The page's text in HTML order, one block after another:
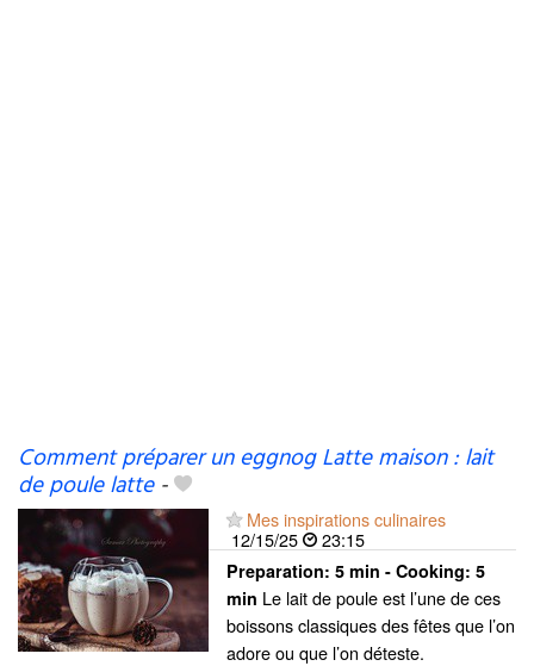
Comment préparer un eggnog Latte maison : lait
de poule latte-
Mes inspirations culinaires
12/15/25
23:15
Preparation: 5 min - Cooking: 5
min Le lait de poule est l’une de ces
boissons classiques des fêtes que l’on
adore ou que l’on déteste.